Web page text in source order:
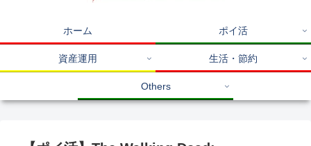
ホーム ポイ活
資産運用 生活・節約
Others